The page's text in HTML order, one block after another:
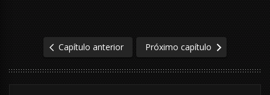
Capítulo anterior Próximo capítulo